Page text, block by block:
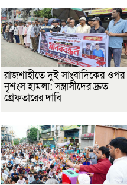
রাজশাহীতে দুই সাংবাদিকের ওপর
নৃশংস হামলা: সন্ত্রাসীদের দ্রুত
গ্রেফতারের দাবি